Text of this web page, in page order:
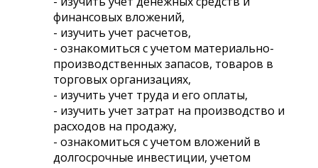
финансовых вложений,
- изучить учет расчетов,
- ознакомиться с учетом материально-
производственных запасов, товаров в
торговых организациях,
- изучить учет труда и его оплаты,
- изучить учет затрат на производство и
расходов на продажу,
- ознакомиться с учетом вложений в
долгосрочные инвестиции, учетом